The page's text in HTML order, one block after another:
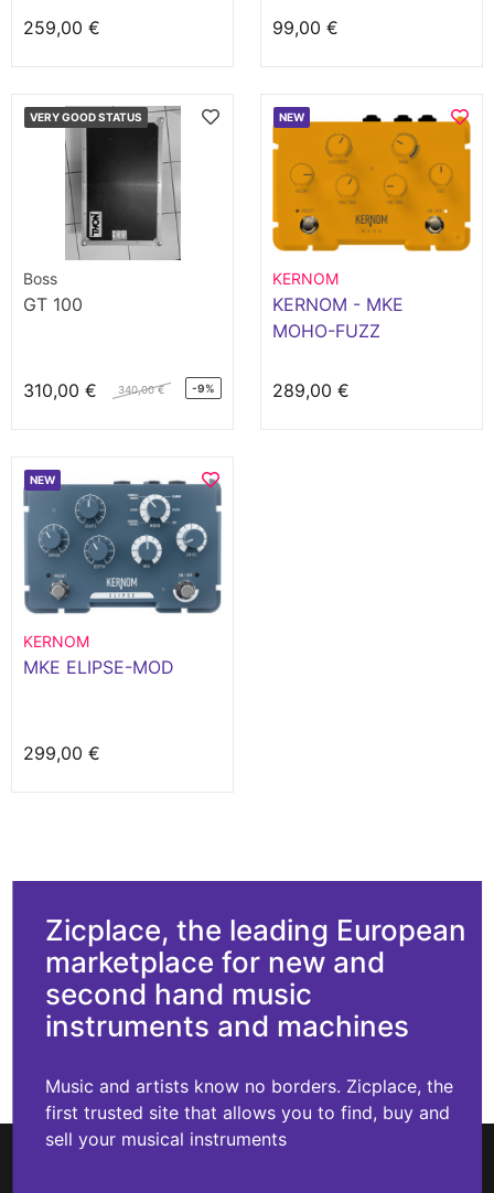
259,00 € 99,00 €
VERY GOOD STATUS
Boss
GT 100
310,00 € 340,00 € -9%
NEW
KERNOM
KERNOM - MKE
MOHO-FUZZ
289,00 €
NEW
KERNOM
MKE ELIPSE-MOD
299,00 €
Zicplace, the leading European
marketplace for new and
second hand music
instruments and machines
Music and artists know no borders. Zicplace, the
first trusted site that allows you to find, buy and
sell your musical instruments